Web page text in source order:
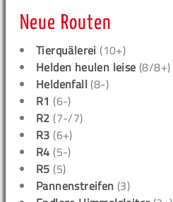
Neue Routen
Tierquälerei (10+)
Helden heulen leise (8/8+)
Heldenfall (8-)
R1 (6-)
R2 (7-/7)
R3 (6+)
R4 (5-)
R5 (5)
Pannenstreifen (3)